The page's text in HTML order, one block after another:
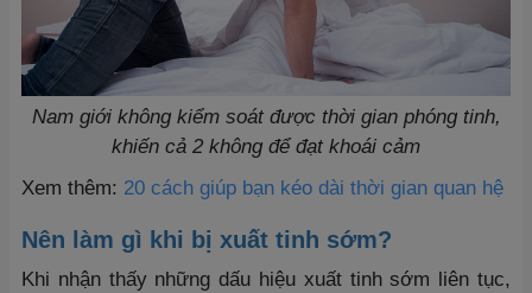
Nam giới không kiểm soát được thời gian phóng tinh,
khiến cả 2 không để đạt khoái cảm
Xem thêm: 20 cách giúp bạn kéo dài thời gian quan hệ
Nên làm gì khi bị xuất tinh sớm?
Khi nhận thấy những dấu hiệu xuất tinh sớm liên tục,